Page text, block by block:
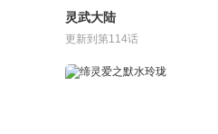
灵武大陆
更新到第114话